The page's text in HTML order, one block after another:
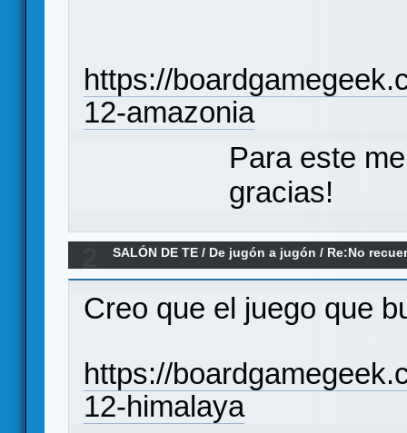
https://
12-amazonia
Para este
gracias!
SALÓN DE TE / De jugón a jugón / Re:No
Creo que el juego que
https://
12-himalaya